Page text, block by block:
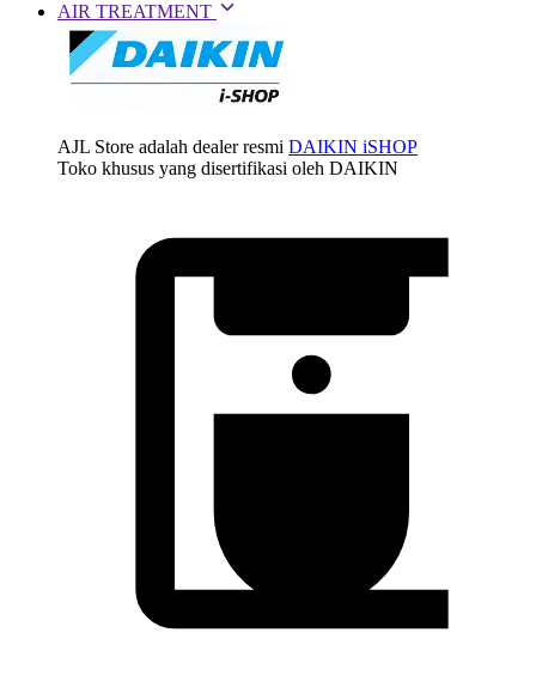
AIR TREATMENT
AJL Store adalah dealer resmi DAIKIN iSHOP
Toko khusus yang disertifikasi oleh DAIKIN